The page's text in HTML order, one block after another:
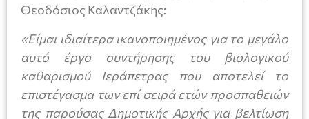
Θεοδόσιος Καλαντζάκης:
«Είμαι ιδιαίτερα ικανοποιημένος για το μεγάλο
αυτό έργο συντήρησης του βιολογικού
καθαρισμού Ιεράπετρας που αποτελεί το
επιστέγασμα των επί σειρά ετών προσπαθειών
της παρούσας Δημοτικής Αρχής για βελτίωση